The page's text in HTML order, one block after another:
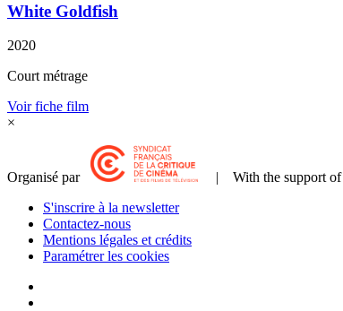
White Goldfish
2020
Court métrage
Voir fiche film
×
Organisé par | With the support of
S'inscrire à la newsletter
Contactez-nous
Mentions légales et crédits
Paramétrer les cookies